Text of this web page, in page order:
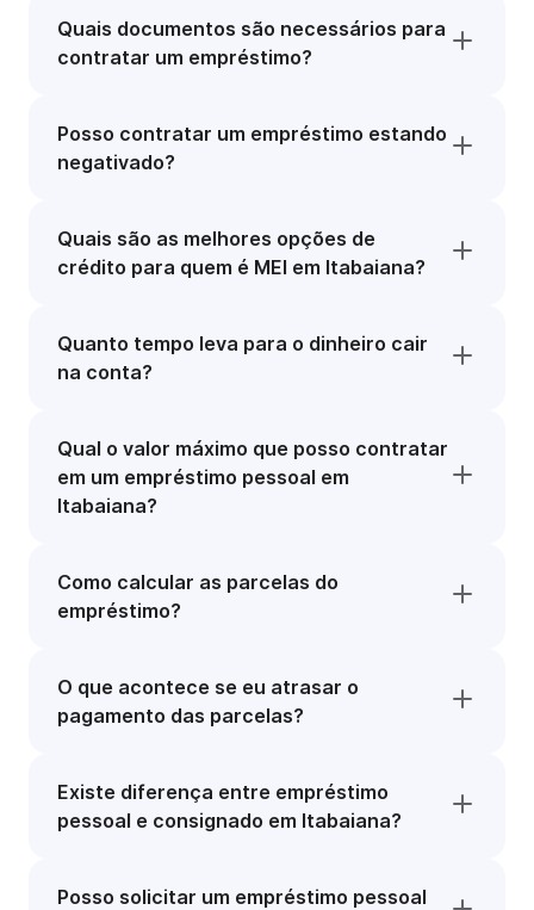
Quais documentos são necessários para
contratar um empréstimo?
Posso contratar um empréstimo estando
negativado?
Quais são as melhores opções de
crédito para quem é MEI em Itabaiana?
Quanto tempo leva para o dinheiro cair
na conta?
Qual o valor máximo que posso contratar
em um empréstimo pessoal em
Itabaiana?
Como calcular as parcelas do
empréstimo?
O que acontece se eu atrasar o
pagamento das parcelas?
Existe diferença entre empréstimo
pessoal e consignado em Itabaiana?
Posso solicitar um empréstimo pessoal